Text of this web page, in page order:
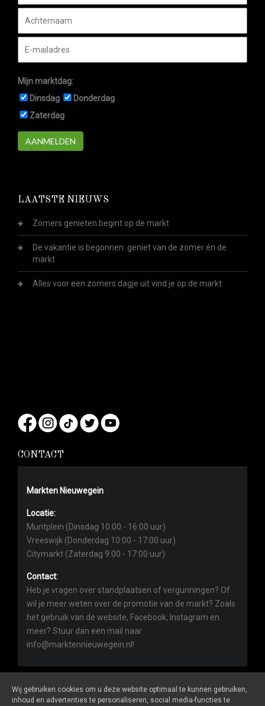
Mijn marktdag:
Dinsdag
Donderdag
Zaterdag
AANMELDEN
LAATSTE NIEUWS
Zomers genieten begint op de markt
De vakantie is begonnen: geniet van de zomer én de
markt
Alles voor een zomers dagje uit vind je op de markt
CONTACT
Markten Nieuwegein
Locatie:
Muntplein (Dinsdag 10:00 - 16:00 uur)
Vreeswijk (Donderdag 10:00 - 17:00 uur)
Citymarkt (Zaterdag 9:00 - 17:00 uur)
Contact:
Heb je vragen over standplaatsen of vergunningen? Of
wil je meer weten over de promotie van de markt? Zoals
het gebruik van de website, Facebook, Instagram en
meer? Stuur dan een mail naar
info@marktennieuwegein.nl!
Wij gebruiken cookies om u deze website optimaal te kunnen gebruiken,
inhoud en advertenties te personaliseren, social media-functies te